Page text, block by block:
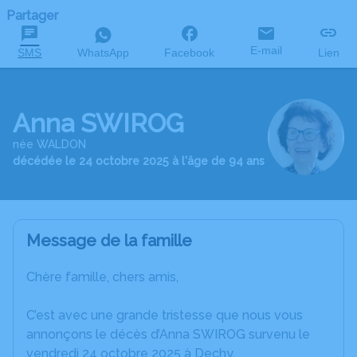
Partager
SMS WhatsApp Facebook E-mail Lien
Anna SWIROG
née WALDON
décédée le 24 octobre 2025 à l'âge de 94 ans
Message de la famille
Chère famille, chers amis,
C’est avec une grande tristesse que nous vous
annonçons le décès d’Anna SWIROG survenu le
vendredi 24 octobre 2025 à Dechy.